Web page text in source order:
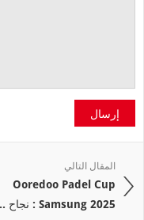
إرسال
المقال التالي
Ooredoo Padel Cup
Samsung 2025 : نجاح ...